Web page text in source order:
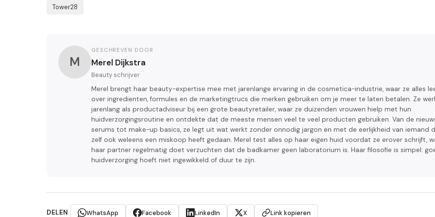
Tower28
M
GESCHREVEN DOOR
Merel Dijkstra
Beauty schrijver
Merel brengt haar beauty-expertise mee met jarenlange ervaring in de cosmetica-industrie, waar ze alles
over ingredienten, formules en de marketingtrucs die merken gebruiken om je meer te laten betalen. Ze
jarenlang als productadviseur bij een grote beautyretailer, waar ze duizenden vrouwen hielp met hun
huidverzorgingsroutine en ontdekte dat de meeste mensen veel te veel producten gebruiken. Van de
serums tot make-up basics, ze legt uit wat werkt zonder onnodig jargon en met de eerlijkheid van iemand
zelf ook weleens een miskoop heeft gedaan. Merel test alles op haar eigen huid voordat ze erover schrijft,
haar partner regelmatig doet verzuchten dat de badkamer geen laboratorium is. Haar filosofie is simpel:
huidverzorging hoeft niet ingewikkeld of duur te zijn.
DELEN WhatsApp Facebook LinkedIn X Link kopieren